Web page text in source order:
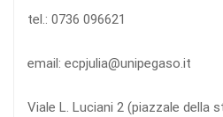
tel.: 0736 096621
email: ecpjulia@unipegaso.it
Viale L. Luciani 2 (piazzale della